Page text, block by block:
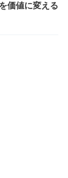
価値に変える